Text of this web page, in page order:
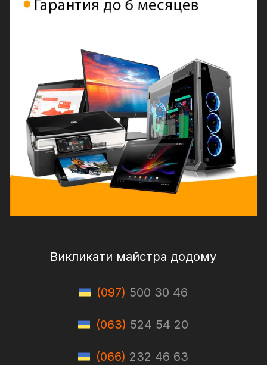
Викликати майстра додому
(097) 500 30 46
(063) 524 54 20
(066) 232 46 63